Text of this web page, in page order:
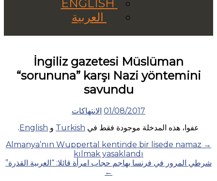
العربية
İngiliz gazetesi Müslüman
“sorununa” karşı Nazi yöntemini
savundu
01/08/2017 الانتهاكات
عفوا، هذه المدخلة موجودة فقط في Turkish و English
.
Posts
navigation
→
Almanya’nın Wuppertal kentinde bir lisede namaz
kılmak yasaklandı
شرطي المرور في فرنسا يهاجم حجاب امرأة قائلا: “العربية القذرة”
←